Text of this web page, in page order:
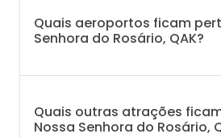
Quais aeroportos ficam
Senhora do Rosário, QAK?
Quais outras atrações
Nossa Senhora do Rosário,